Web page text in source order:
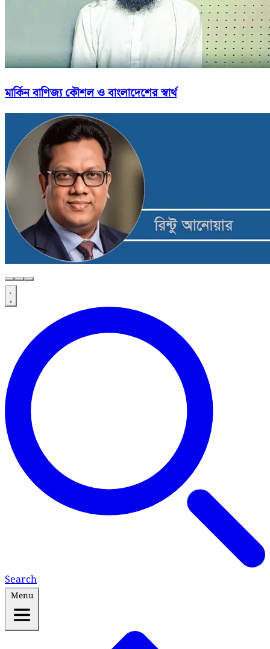
মার্কিন বাণিজ্য কৌশল ও বাংলাদেশের স্বার্থ
Search
Menu